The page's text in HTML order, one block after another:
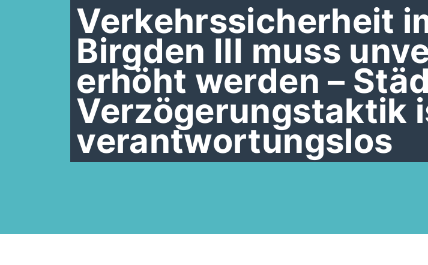
Verkehrssicherheit
Birgden III muss
erhöht werden –
Verzögerungstaktik
verantwortungslos